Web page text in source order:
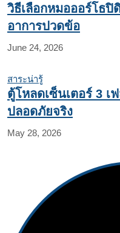
วิธีเลือกหมอออร์โธปิ
อาการปวดข้อ
June 24, 2026
สาระน่ารู้
ตู้โหลดเซ็นเตอร์ 3 เ
ปลอดภัยจริง
May 28, 2026